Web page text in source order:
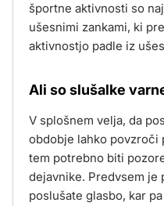
športne aktivnosti so
ušesnimi zankami, ki
aktivnostjo padle iz
Ali so slušalke
V splošnem velja, da
obdobje lahko povzroči
tem potrebno biti
dejavnike. Predvsem je
poslušate glasbo, kar